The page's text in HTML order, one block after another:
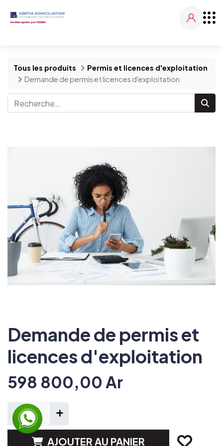
Tous les produits
Permis et licences d'exploitation
Demande de permis et licences d'exploitation
Demande de permis et
licences d'exploitation
598 800,00 Ar
AJOUTER AU PANIER